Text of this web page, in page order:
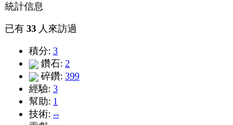
統計信息
已有 33 人來訪過
積分: 3
鑽石: 2
碎鑽: 399
經驗: 3
幫助: 1
技術: --